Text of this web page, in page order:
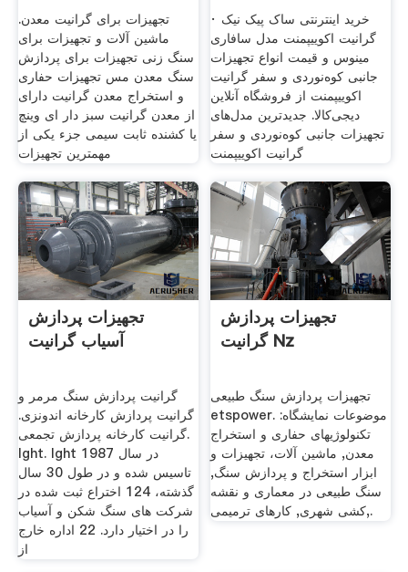
تجهیزات برای گرانیت معدن.
ماشین آلات و تجهیزات برای
سنگ زنی تجهیزات برای پردازش
سنگ معدن مس تجهیزات حفاری
و استخراج معدن گرانیت دارای
از معدن گرانیت سبز دار ای وینچ
یا کشنده ثابت سیمی جزء یکی از
مهمترین تجهیزات
· خرید اینترنتی ساک پیک نیک
گرانیت اکوییپمنت مدل سافاری
مینوس و قیمت انواع تجهیزات
جانبی کوه‌نوردی و سفر گرانیت
اکوییپمنت از فروشگاه آنلاین
دیجی‌کالا. جدیدترین مدل‌های
تجهیزات جانبی کوه‌نوردی و سفر
گرانیت اکوییپمنت
تجهیزات پردازش
آسیاب گرانیت
گرانیت پردازش سنگ مرمر و
گرانیت پردازش کارخانه اندونزی.
گرانیت کارخانه پردازش تجمعی.
lght. lght در سال 1987
تاسیس شده و در طول 30 سال
گذشته، 124 اختراع ثبت شده در
شركت های سنگ شكن و آسیاب
را در اختیار دارد. 22 اداره خارج
از
تجهیزات پردازش
گرانیت Nz
تجهیزات پردازش سنگ طبیعی
etspower. موضوعات نمايشگاه:
تکنولوژیهای حفاری و استخراج
معدن, ماشین آلات، تجهیزات و
ابزار استخراج و پردازش سنگ,
سنگ طبیعی در معماری و نقشه
کشی شهری, کارهای ترمیمی,.